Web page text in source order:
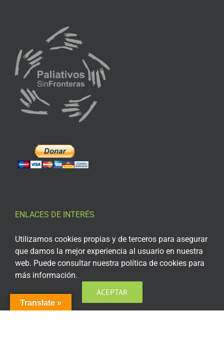
ENLACES DE INTERÉS
Aviso Legal
Política de privacidad
Política de privacidad Redes Sociales
Política de cookies
Translate »
Utilizamos cookies propias y de terceros para asegurar
que damos la mejor experiencia al usuario en nuestra
web. Puede consultar nuestra política de cookies para
más información.
ACEPTAR